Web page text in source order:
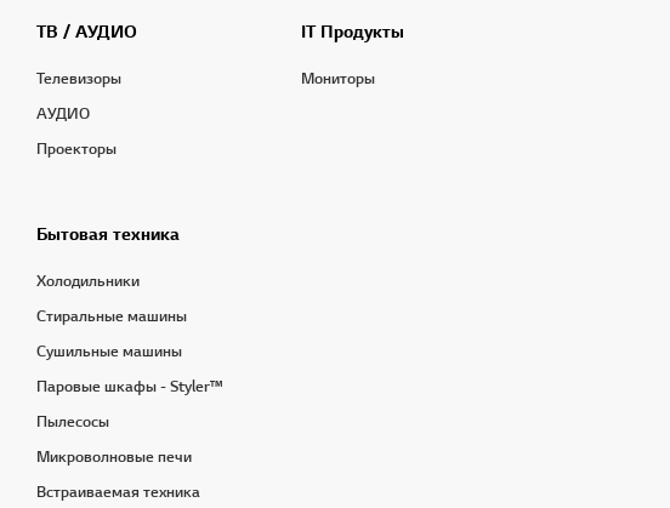
ТВ / АУДИО
Телевизоры
АУДИО
Проекторы
IT Продукты
Мониторы
Бытовая техника
Холодильники
Стиральные машины
Сушильные машины
Паровые шкафы - Styler™
Пылесосы
Микроволновые печи
Встраиваемая техника